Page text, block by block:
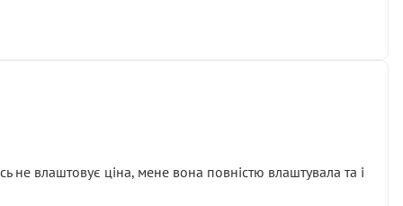
не влаштовує ціна, мене вона повністю влаштувала та і